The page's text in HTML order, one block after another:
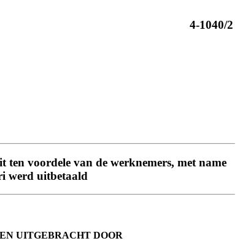
4-1040/2
voordele van de werknemers, met name
werd uitbetaald
UITGEBRACHT DOOR